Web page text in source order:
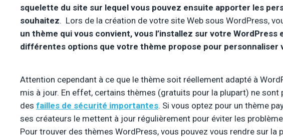
squelette du site sur lequel vous pouvez ensuite apporter les
souhaitez. Lors de la création de votre site Web sous WordPress,
un thème qui vous convient, vous l’installez sur votre
différentes options que votre thème propose pour personnaliser
Attention cependant à ce que le thème soit réellement adapté à
mis à jour. En effet, certains thèmes (gratuits pour la plupart) ne sont
des failles de sécurité importantes. Si vous optez pour un thème
ses créateurs le mettent à jour régulièrement pour éviter les
Pour trouver des thèmes WordPress, vous pouvez vous rendre sur la